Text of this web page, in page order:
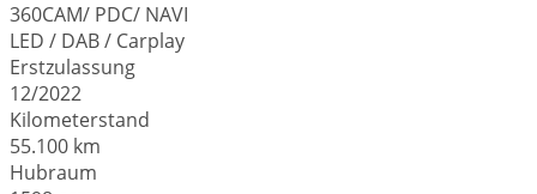
360CAM/ PDC/ NAVI
LED / DAB / Carplay
Erstzulassung
12/2022
Kilometerstand
55.100 km
Hubraum